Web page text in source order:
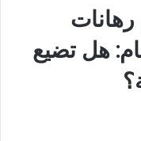
هل تضيع